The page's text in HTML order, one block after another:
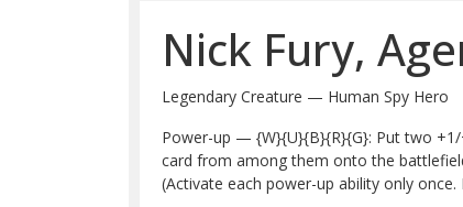
Nick Fury,
Legendary Creature — Human Spy Hero
Power-up — {W}{U}{B}{R}{G}: Put two
card from among them onto the
(Activate each power-up ability only